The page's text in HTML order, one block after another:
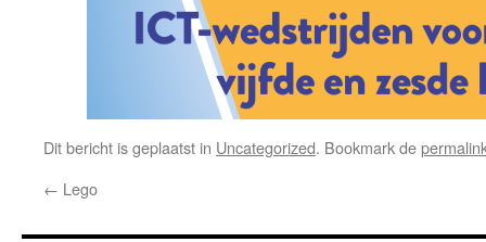
Dit bericht is geplaatst in Uncategorized. Bookmark de
← Lego